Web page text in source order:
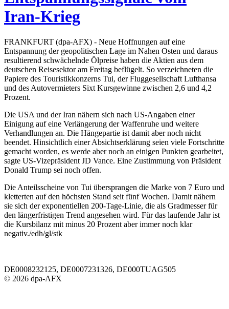
Iran-Krieg
FRANKFURT (dpa-AFX) - Neue Hoffnungen auf eine
Entspannung der geopolitischen Lage im Nahen Osten und daraus
resultierend schwächelnde Ölpreise haben die Aktien aus dem
deutschen Reisesektor am Freitag beflügelt. So verzeichneten die
Papiere des Touristikkonzerns Tui, der Fluggesellschaft Lufthansa
und des Autovermieters Sixt Kursgewinne zwischen 2,6 und 4,2
Prozent.
Die USA und der Iran nähern sich nach US-Angaben einer
Einigung auf eine Verlängerung der Waffenruhe und weitere
Verhandlungen an. Die Hängepartie ist damit aber noch nicht
beendet. Hinsichtlich einer Absichtserklärung seien viele Fortschritte
gemacht worden, es werde aber noch an einigen Punkten gearbeitet,
sagte US-Vizepräsident JD Vance. Eine Zustimmung von Präsident
Donald Trump sei noch offen.
Die Anteilsscheine von Tui übersprangen die Marke von 7 Euro und
kletterten auf den höchsten Stand seit fünf Wochen. Damit nähern
sie sich der exponentiellen 200-Tage-Linie, die als Gradmesser für
den längerfristigen Trend angesehen wird. Für das laufende Jahr ist
die Kursbilanz mit minus 20 Prozent aber immer noch klar
negativ./edh/gl/stk
DE0008232125, DE0007231326, DE000TUAG505
© 2026 dpa-AFX